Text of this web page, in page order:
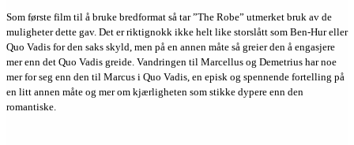
Som første film til å bruke bredformat så tar ”The Robe” utmerket bruk av de
muligheter dette gav. Det er riktignokk ikke helt like storslått som Ben-Hur eller
Quo Vadis for den saks skyld, men på en annen måte så greier den å engasjere
mer enn det Quo Vadis greide. Vandringen til Marcellus og Demetrius har noe
mer for seg enn den til Marcus i Quo Vadis, en episk og spennende fortelling på
en litt annen måte og mer om kjærligheten som stikke dypere enn den
romantiske.